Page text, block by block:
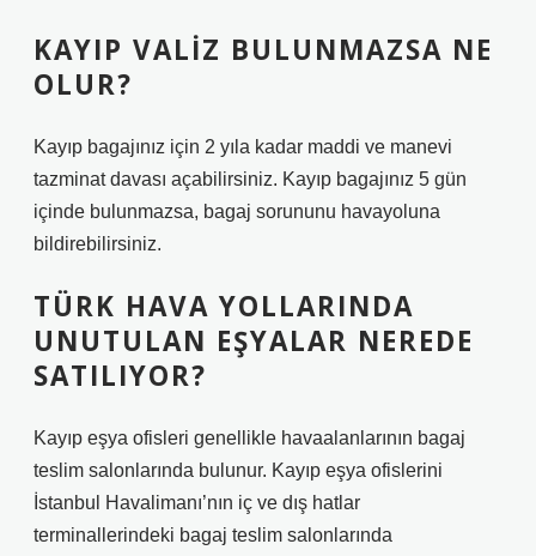
KAYIP VALIZ BULUNMAZSA NE
OLUR?
Kayıp bagajınız için 2 yıla kadar maddi ve manevi
tazminat davası açabilirsiniz. Kayıp bagajınız 5 gün
içinde bulunmazsa, bagaj sorununu havayoluna
bildirebilirsiniz.
TÜRK HAVA YOLLARINDA
UNUTULAN EŞYALAR NEREDE
SATILIYOR?
Kayıp eşya ofisleri genellikle havaalanlarının bagaj
teslim salonlarında bulunur. Kayıp eşya ofislerini
İstanbul Havalimanı’nın iç ve dış hatlar
terminallerindeki bagaj teslim salonlarında